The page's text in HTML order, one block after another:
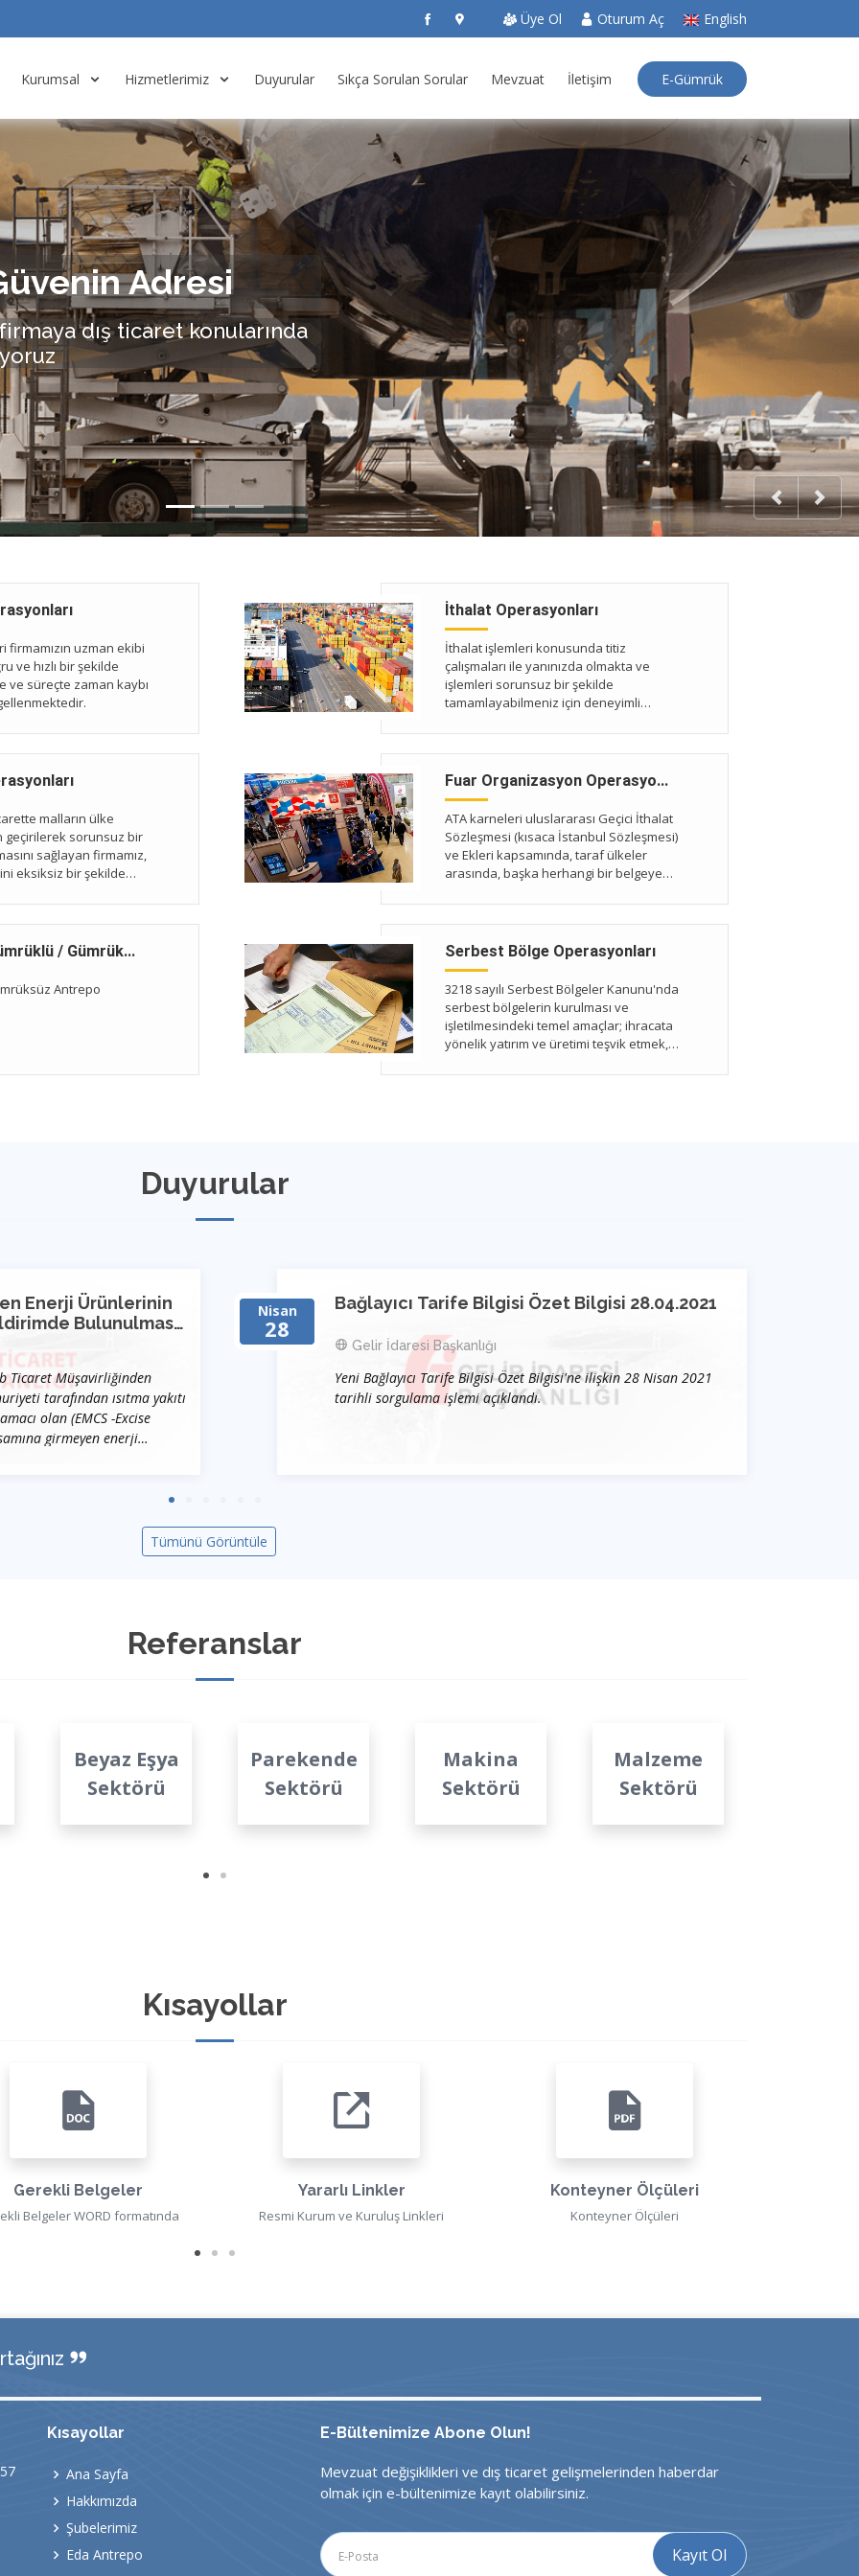
Üye Ol Oturum Aç English
Kurumsal Hizmetlerimiz Duyurular Sıkça Sorulan Sorular Mevzuat İletişim E-Gümrük
Adresi
dış ticaret konularında
PreviousNext
firmamızın uzman ekibi
ve hızlı bir şekilde
ve süreçte zaman kaybı
İthalat Operasyonları
İthalat işlemleri konusunda titiz
çalışmaları ile yanınızda olmakta ve
işlemleri sorunsuz bir şekilde
tamamlayabilmeniz için deneyimli
malların ülke
geçirilerek sorunsuz bir
sağlayan firmamız,
eksiksiz bir şekilde
Fuar Organizasyon Operasyonları
ATA karneleri uluslararası Geçici İthalat
Sözleşmesi (kısaca İstanbul Sözleşmesi)
ve Ekleri kapsamında, taraf ülkeler
arasında, başka herhangi bir belgeye
olarak ithalat ve ihracatını sağlayan
gümrük belgeleridir.
/ Gümrüksüz)
Antrepo
Serbest Bölge Operasyonları
3218 sayılı Serbest Bölgeler Kanunu'nda
serbest bölgelerin kurulması ve
işletilmesindeki temel amaçlar; ihracata
yönelik yatırım ve üretimi teşvik etmek,
girişini hızlandırmak, işletmeleri ihracata
Duyurular
Enerji Ürünlerinin
Bulunulması
Ticaret Müşavirliğinden
tarafından ısıtma yakıtı
olan (EMCS -Excise
girmeyen enerji
3403 99 00 CN kodlarına
kodu kapsamına giren
Nisan
28
Bağlayıcı Tarife Bilgisi Özet Bilgisi 28.04.2021
Gelir İdaresi Başkanlığı
Yeni Bağlayıcı Tarife Bilgisi Özet Bilgisi'ne ilişkin 28 Nisan 2021
tarihli sorgulama işlemi açıklandı.
Tümünü Görüntüle
Referanslar
Beyaz Eşya
Sektörü
Parekende
Sektörü
Makina
Sektörü
Malzeme
Sektörü
Kısayollar
Gerekli Belgeler
Belgeler WORD formatında
Yararlı Linkler
Resmi Kurum ve Kuruluş Linkleri
Konteyner Ölçüleri
Konteyner Ölçüleri
Kısayollar
Ana Sayfa
Hakkımızda
Şubelerimiz
Eda Antrepo
E-Bültenimize Abone Olun!
Mevzuat değişiklikleri ve dış ticaret gelişmelerinden haberdar
olmak için e-bültenimize kayıt olabilirsiniz.